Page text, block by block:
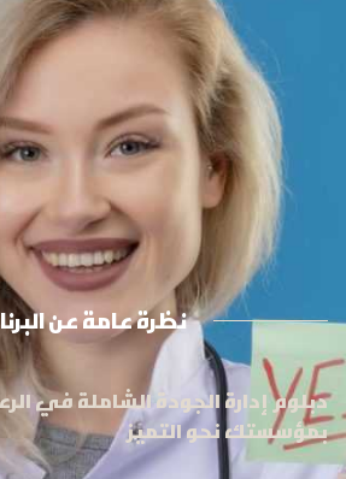
نظرة عامة عن
دبلوم إدارة الجودة الشاملة في
بمؤسستك نحو التميز